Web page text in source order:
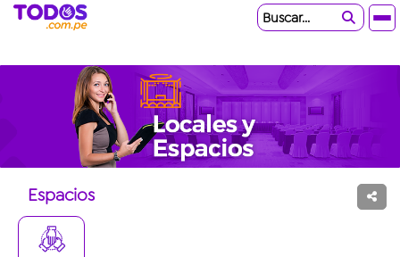
Buscar...
Espacios